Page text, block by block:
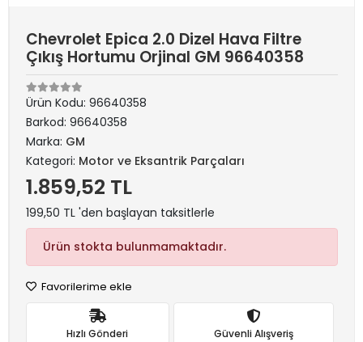
Chevrolet Epica 2.0 Dizel Hava Filtre
Çıkış Hortumu Orjinal GM 96640358
Ürün Kodu: 96640358
Barkod: 96640358
Marka: GM
Kategori: Motor ve Eksantrik Parçaları
1.859,52 TL
199,50 TL 'den başlayan taksitlerle
Ürün stokta bulunmamaktadır.
Favorilerime ekle
Hızlı Gönderi Güvenli Alışveriş